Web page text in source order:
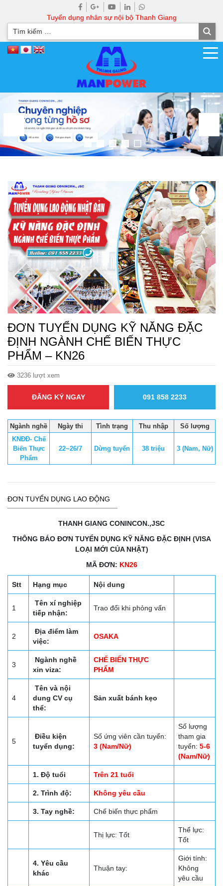
Tuyển dụng nhân sự nội bộ Thanh Giang
ĐƠN TUYỂN DỤNG KỸ NĂNG ĐẶC
ĐỊNH NGÀNH CHẾ BIẾN THỰC
PHẨM – KN26
3236 lượt xem
ĐĂNG KÝ NGAY 091 858 2233
Ngành nghề Ngày thi Tình trạng Thu nhập
Số lượng
KNĐĐ- Chế
Biến Thực
Phẩm
22~26/7 Dừng tuyển 38 triệu 3 (Nam, Nữ)
ĐƠN TUYỂN DỤNG LAO ĐỘNG
THANH GIANG CONINCON.,JSC
THÔNG BÁO ĐƠN TUYỂN DỤNG KỸ NĂNG ĐẶC ĐỊNH (VISA
LOẠI MỚI CỦA NHẬT)
MÃ ĐƠN: KN26
Stt Hạng mục Nội dung
1
Tên xí nghiệp
tiếp nhận:
Trao đổi khi phỏng vấn
2
Địa điểm làm
việc:
OSAKA
3
Ngành nghề
xin viza:
CHẾ BIẾN THỰC
PHẨM
4
Tên và nội
dung CV cụ
thể:
Sản xuất bánh kẹo
5
Điều kiện
tuyển dụng:
Số ứng viên cần tuyển:
3 (Nam/Nữ)
Số lượng
tham gia
tuyển: 5-6
(Nam/Nữ)
1. Độ tuổi Trên 21 tuổi
2. Trình độ: Không yêu cầu
3. Tay nghề: Chế biến thực phẩm
Thị lực: Tốt
Thể lực:
Tốt
4. Yêu cầu
khác
Thuận tay:
Giới tính:
Không
yêu cầu